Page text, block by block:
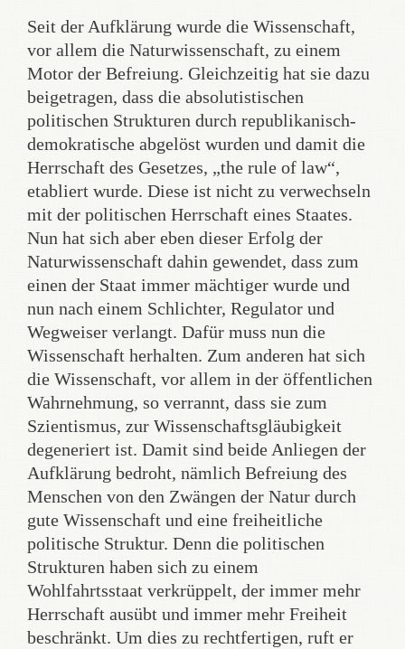
Seit der Aufklärung wurde die Wissenschaft,
vor allem die Naturwissenschaft, zu einem
Motor der Befreiung. Gleichzeitig hat sie dazu
beigetragen, dass die absolutistischen
politischen Strukturen durch republikanisch-
demokratische abgelöst wurden und damit die
Herrschaft des Gesetzes, „the rule of law“,
etabliert wurde. Diese ist nicht zu verwechseln
mit der politischen Herrschaft eines Staates.
Nun hat sich aber eben dieser Erfolg der
Naturwissenschaft dahin gewendet, dass zum
einen der Staat immer mächtiger wurde und
nun nach einem Schlichter, Regulator und
Wegweiser verlangt. Dafür muss nun die
Wissenschaft herhalten. Zum anderen hat sich
die Wissenschaft, vor allem in der öffentlichen
Wahrnehmung, so verrannt, dass sie zum
Szientismus, zur Wissenschaftsgläubigkeit
degeneriert ist. Damit sind beide Anliegen der
Aufklärung bedroht, nämlich Befreiung des
Menschen von den Zwängen der Natur durch
gute Wissenschaft und eine freiheitliche
politische Struktur. Denn die politischen
Strukturen haben sich zu einem
Wohlfahrtsstaat verkrüppelt, der immer mehr
Herrschaft ausübt und immer mehr Freiheit
beschränkt. Um dies zu rechtfertigen, ruft er